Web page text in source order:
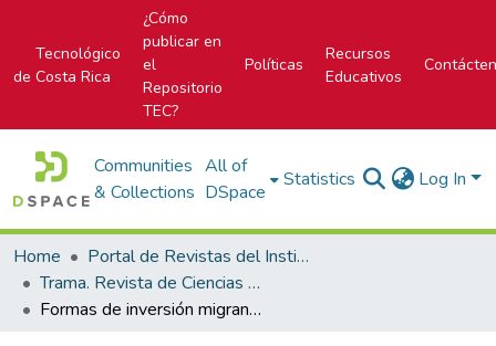
Tecnológico
de Costa Rica
¿Cómo
publicar en
el
Repositorio
TEC?
Políticas
Recursos
Educativos
Communities
& Collections
All of
DSpace
Statistics Log In
Home
Portal de Revistas del Instituto Tecnológico de Costa Rica
Trama. Revista de Ciencias Sociales y Humanidades
Formas de inversión migrante. Remesas y retornados inversores en Salvatierra, Guanajuato